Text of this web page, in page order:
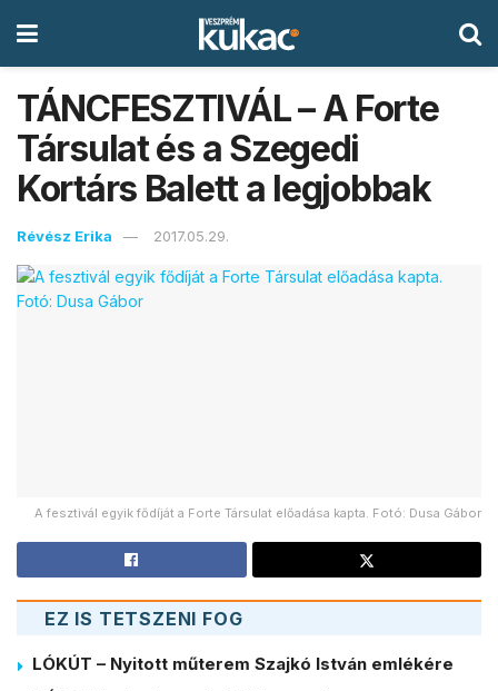
TÁNCFESZTIVÁL – A Forte
Társulat és a Szegedi
Kortárs Balett a legjobbak
Révész Erika 2017.05.29.
A fesztivál egyik fődíját a Forte Társulat előadása kapta. Fotó: Dusa Gábor
EZ IS TETSZENI FOG
LÓKÚT – Nyitott műterem Szajkó István emlékére